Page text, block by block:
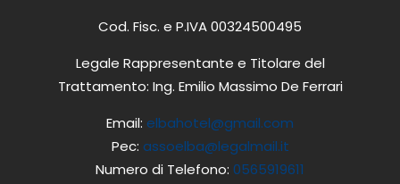
Cod. Fisc. e P.IVA 00324500495
Legale Rappresentante e Titolare del
Trattamento: Ing. Emilio Massimo De Ferrari
Email: elbahotel@gmail.com
Pec: assoelba@legalmail.it
Numero di Telefono: 0565919611